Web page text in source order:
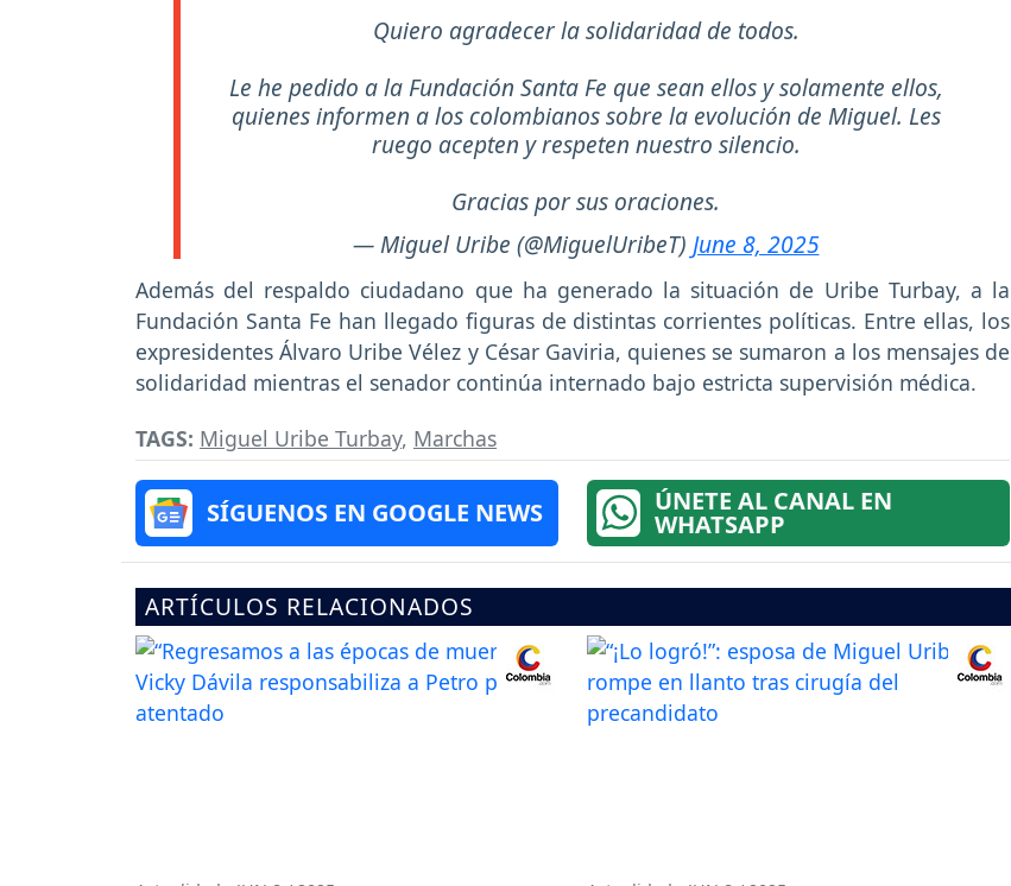
Quiero agradecer la solidaridad de todos.
Le he pedido a la Fundación Santa Fe que sean ellos y solamente ellos,
quienes informen a los colombianos sobre la evolución de Miguel. Les
ruego acepten y respeten nuestro silencio.
Gracias por sus oraciones.
— Miguel Uribe (@MiguelUribeT) June 8, 2025
Además del respaldo ciudadano que ha generado la situación de Uribe Turbay, a la
Fundación Santa Fe han llegado figuras de distintas corrientes políticas. Entre ellas, los
expresidentes Álvaro Uribe Vélez y César Gaviria, quienes se sumaron a los mensajes de
solidaridad mientras el senador continúa internado bajo estricta supervisión médica.
TAGS: Miguel Uribe Turbay, Marchas
SÍGUENOS EN GOOGLE NEWS ÚNETE AL CANAL EN
WHATSAPP
ARTÍCULOS RELACIONADOS